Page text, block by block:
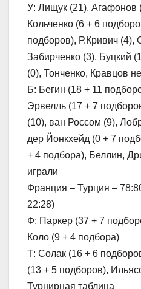
У: Лищук (21), Агафонов
Кольченко (6 + 6
подборов), Р.Кривич (4),
Забирченко (3), Буцкий
(0), Тонченко, Кравцов
Б: Бегин (18 + 11
Эрвелль (17 + 7
(10), ван Россом (9),
дер Йонкхейд (0 + 7
+ 4 подбора), Беллин,
играли
Франция – Турция –
22:28)
Ф: Паркер (37 + 7
Коло (9 + 4 подбора)
Т: Солак (16 + 6
(13 + 5 подборов),
Турнирная таблица